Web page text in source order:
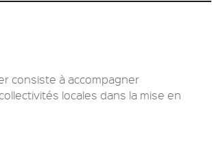
consiste à accompagner
locales dans la mise en